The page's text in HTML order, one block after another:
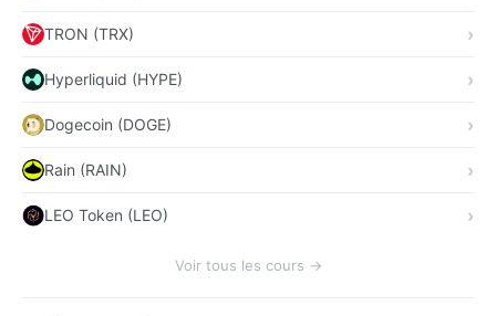
TRON (TRX)
Hyperliquid (HYPE)
Dogecoin (DOGE)
Rain (RAIN)
LEO Token (LEO)
Voir tous les cours →